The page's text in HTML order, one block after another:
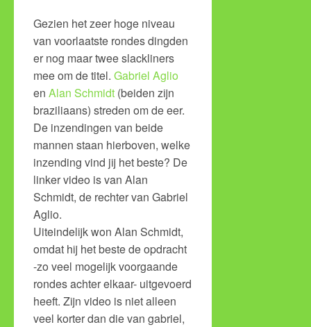
Gezien het zeer hoge niveau
van voorlaatste rondes dingden
er nog maar twee slackliners
mee om de titel. Gabriel Aglio
en Alan Schmidt (beiden zijn
braziliaans) streden om de eer.
De inzendingen van beide
mannen staan hierboven, welke
inzending vind jij het beste? De
linker video is van Alan
Schmidt, de rechter van Gabriel
Aglio.
Uiteindelijk won Alan Schmidt,
omdat hij het beste de opdracht
-zo veel mogelijk voorgaande
rondes achter elkaar- uitgevoerd
heeft. Zijn video is niet alleen
veel korter dan die van gabriel,